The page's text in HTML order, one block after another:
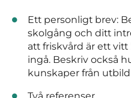
Ett personligt brev:
skolgång och ditt
att friskvård är ett
ingå. Beskriv också
kunskaper från